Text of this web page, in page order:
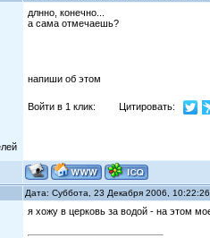
длнно, конечно...
а сама отмечаешь?
напиши об этом
Войти в 1 клик: Цитировать:
Дата: Суббота, 23 Декабря 2006,
я хожу в церковь за водой - на этом